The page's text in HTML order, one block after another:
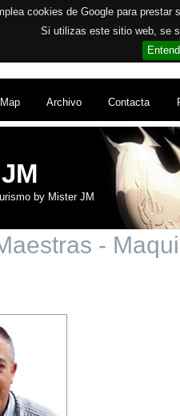
cookies de Google para
Si utilizas este sitio web, se
Archivo Contacta
by Mister JM
-